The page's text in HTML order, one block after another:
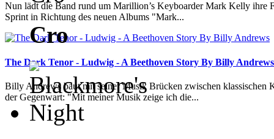
Nun lädt die Band rund um Marillion’s Keyboarder Mark Kelly ihre
Sprint in Richtung des neuen Albums "Mark...
The Dark Tenor - Ludwig - A Beethoven Story By Billy Andrews
Billy Andrews baut mit seiner Musik Brücken zwischen klassischen
der Gegenwart: "Mit meiner Musik zeige ich die...
Cro